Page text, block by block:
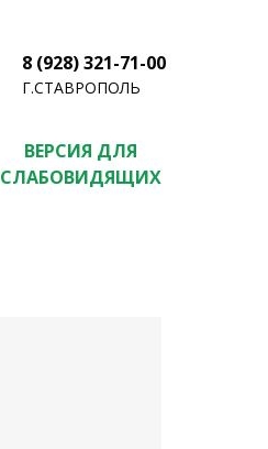
8 (928) 321-71-00
Г.СТАВРОПОЛЬ
ВЕРСИЯ ДЛЯ
СЛАБОВИДЯЩИХ